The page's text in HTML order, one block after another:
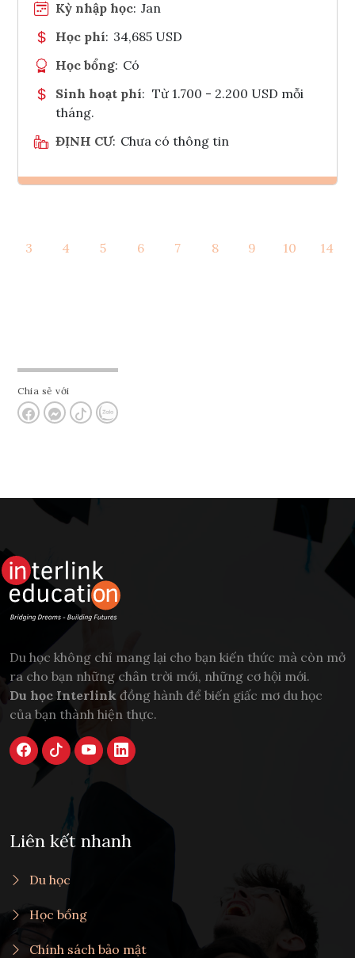
Kỳ nhập học: Jan
Học phí: 34,685 USD
Học bổng: Có
Sinh hoạt phí: Từ 1.700 - 2.200 USD mỗi
tháng.
ĐỊNH CƯ: Chưa có thông tin
Tham vấn Interlink
3 4 5 6 7 8 9 10 14
Chia sẻ với
Du học không chỉ mang lại cho bạn kiến thức mà còn mở
ra cho bạn những chân trời mới, những cơ hội mới.
Du học Interlink đồng hành để biến giấc mơ du học
của bạn thành hiện thực.
Liên kết nhanh
Du học
Học bổng
Chính sách bảo mật